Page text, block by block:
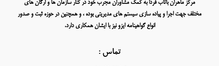
مرکز ماهران باتاب فردا به کمک مشاوران مجرب خود در کنار سازمان ها و ارگان های
مختلف جهت اجرا و پیاده سازی سیستم های مدیریتی بوده ، و همچنین در حوزه ثبت و صدور
انواع گواهینامه ایزو نیز با ایشان همکاری دارد.
تماس :